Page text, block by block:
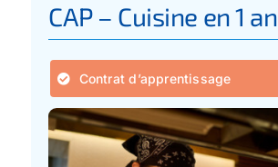
CAP – Cuisine en 1 an
Contrat d’apprentissage